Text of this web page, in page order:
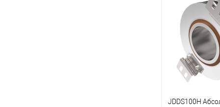
К сравнению
В избранное
JDDS100H